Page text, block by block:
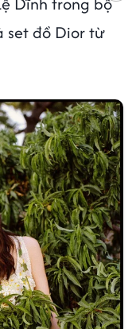
set đồ Dior từ